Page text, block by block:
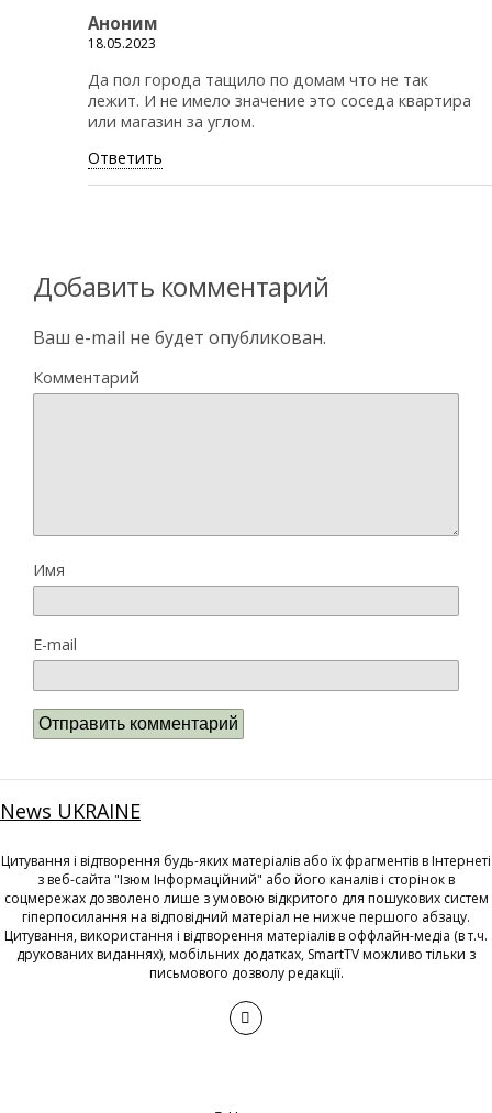
Аноним
18.05.2023
Да пол города тащило по домам что не так
лежит. И не имело значение это соседа квартира
или магазин за углом.
Ответить
Добавить комментарий
Ваш e-mail не будет опубликован.
Комментарий
Имя
E-mail
News UKRAINE
Цитування і відтворення будь-яких матеріалів або їх фрагментів в Інтернеті
з веб-сайта "Ізюм Інформаційний" або його каналів і сторінок в
соцмережах дозволено лише з умовою відкритого для пошукових систем
гіперпосилання на відповідний матеріал не нижче першого абзацу.
Цитування, використання і відтворення матеріалів в оффлайн-медіа (в т.ч.
друкованих виданнях), мобільних додатках, SmartTV можливо тільки з
письмового дозволу редакції.